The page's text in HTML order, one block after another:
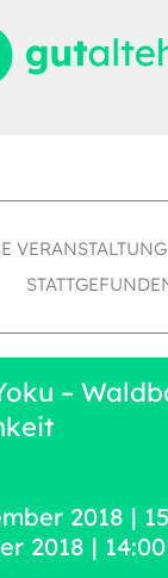
–
2018 |
2018 | 14:00